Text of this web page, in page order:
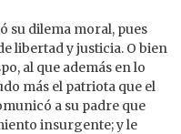
su dilema moral, pues
libertad y justicia. O bien
al que además en lo
más el patriota que el
a su padre que
insurgente; y le